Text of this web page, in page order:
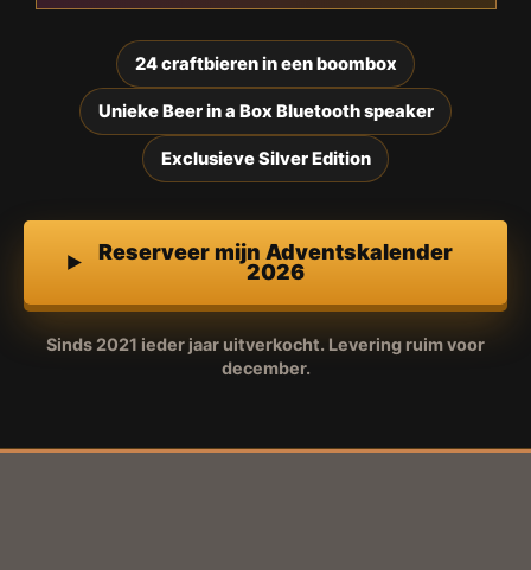
24 craftbieren in een boombox
Unieke Beer in a Box Bluetooth speaker
Exclusieve Silver Edition
Reserveer mijn Adventskalender
2026
Sinds 2021 ieder jaar uitverkocht. Levering ruim voor
december.